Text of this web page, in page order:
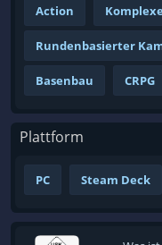
Action
Rundenbasierter
Basenbau CRPG
Plattform
PC Steam Deck